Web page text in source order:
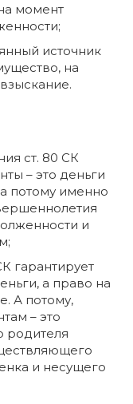
момент
источник
на
ст. 80 СК
– это деньги
потому именно
и
гарантирует
а право на
А потому,
– это
родителя
и несущего